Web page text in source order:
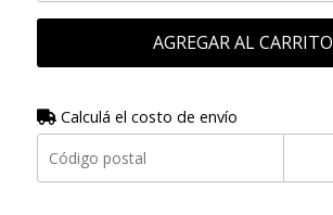
AGREGAR AL CARRITO
Calculá el costo de envío